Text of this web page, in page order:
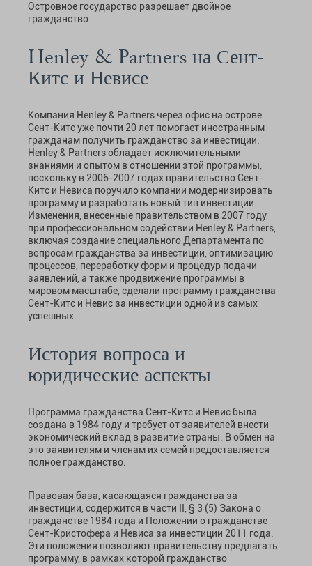
Островное государство разрешает двойное
гражданство
Henley & Partners на Сент-
Китс и Невисе
Компания Henley & Partners через офис на острове
Сент-Китс уже почти 20 лет помогает иностранным
гражданам получить гражданство за инвестиции.
Henley & Partners обладает исключительными
знаниями и опытом в отношении этой программы,
поскольку в 2006-2007 годах правительство Сент-
Китс и Невиса поручило компании модернизировать
программу и разработать новый тип инвестиции.
Изменения, внесенные правительством в 2007 году
при профессиональном содействии Henley & Partners,
включая создание специального Департамента по
вопросам гражданства за инвестиции, оптимизацию
процессов, переработку форм и процедур подачи
заявлений, а также продвижение программы в
мировом масштабе, сделали программу гражданства
Сент-Китс и Невис за инвестиции одной из самых
успешных.
История вопроса и
юридические аспекты
Программа гражданства Сент-Китс и Невис была
создана в 1984 году и требует от заявителей внести
экономический вклад в развитие страны. В обмен на
это заявителям и членам их семей предоставляется
полное гражданство.
Правовая база, касающаяся гражданства за
инвестиции, содержится в части II, § 3 (5) Закона о
гражданстве 1984 года и Положении о гражданстве
Сент-Кристофера и Невиса за инвестиции 2011 года.
Эти положения позволяют правительству предлагать
программу, в рамках которой гражданство